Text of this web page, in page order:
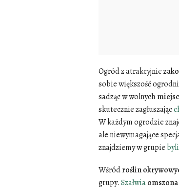
Ogród z atrakcyjnie
sobie większość
sadząc w wolnych
skutecznie zagłuszając
W każdym ogrodzie
ale niewymagające
znajdziemy w grupie
Wśródroślin
grupy. Szałwiaomszona